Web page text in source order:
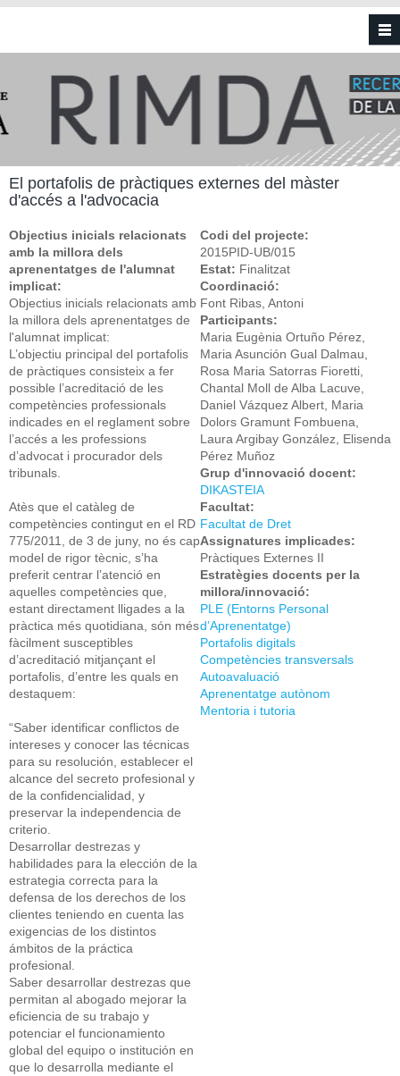
Vés al contingut
El portafolis de pràctiques externes del màster
d'accés a l'advocacia
Objectius inicials relacionats
amb la millora dels
aprenentatges de l'alumnat
implicat:
Objectius inicials relacionats amb
la millora dels aprenentatges de
l'alumnat implicat:
L’objectiu principal del portafolis
de pràctiques consisteix a fer
possible l’acreditació de les
competències professionals
indicades en el reglament sobre
l’accés a les professions
d’advocat i procurador dels
tribunals.
Atès que el catàleg de
competències contingut en el RD
775/2011, de 3 de juny, no és cap
model de rigor tècnic, s’ha
preferit centrar l’atenció en
aquelles competències que,
estant directament lligades a la
pràctica més quotidiana, són més
fàcilment susceptibles
d’acreditació mitjançant el
portafolis, d’entre les quals en
destaquem:
“Saber identificar conflictos de
intereses y conocer las técnicas
para su resolución, establecer el
alcance del secreto profesional y
de la confidencialidad, y
preservar la independencia de
criterio.
Desarrollar destrezas y
habilidades para la elección de la
estrategia correcta para la
defensa de los derechos de los
clientes teniendo en cuenta las
exigencias de los distintos
ámbitos de la práctica
profesional.
Saber desarrollar destrezas que
permitan al abogado mejorar la
eficiencia de su trabajo y
potenciar el funcionamiento
global del equipo o institución en
que lo desarrolla mediante el
Codi del projecte:
2015PID-UB/015
Estat: Finalitzat
Coordinació:
Font Ribas, Antoni
Participants:
Maria Eugènia Ortuño Pérez,
Maria Asunción Gual Dalmau,
Rosa Maria Satorras Fioretti,
Chantal Moll de Alba Lacuve,
Daniel Vázquez Albert, Maria
Dolors Gramunt Fombuena,
Laura Argibay González, Elisenda
Pérez Muñoz
Grup d'innovació docent:
DIKASTEIA
Facultat:
Facultat de Dret
Assignatures implicades:
Pràctiques Externes II
Estratègies docents per la
millora/innovació:
PLE (Entorns Personal
d’Aprenentatge)
Portafolis digitals
Competències transversals
Autoavaluació
Aprenentatge autònom
Mentoria i tutoria